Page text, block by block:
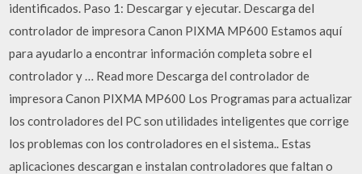
identificados. Paso 1: Descargar y ejecutar. Descarga del
controlador de impresora Canon PIXMA MP600 Estamos aquí
para ayudarlo a encontrar información completa sobre el
controlador y … Read more Descarga del controlador de
impresora Canon PIXMA MP600 Los Programas para actualizar
los controladores del PC son utilidades inteligentes que corrige
los problemas con los controladores en el sistema.. Estas
aplicaciones descargan e instalan controladores que faltan o